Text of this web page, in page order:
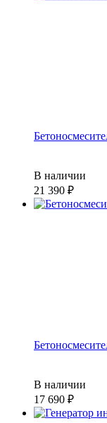
В наличии
21 390
В наличии
17 690